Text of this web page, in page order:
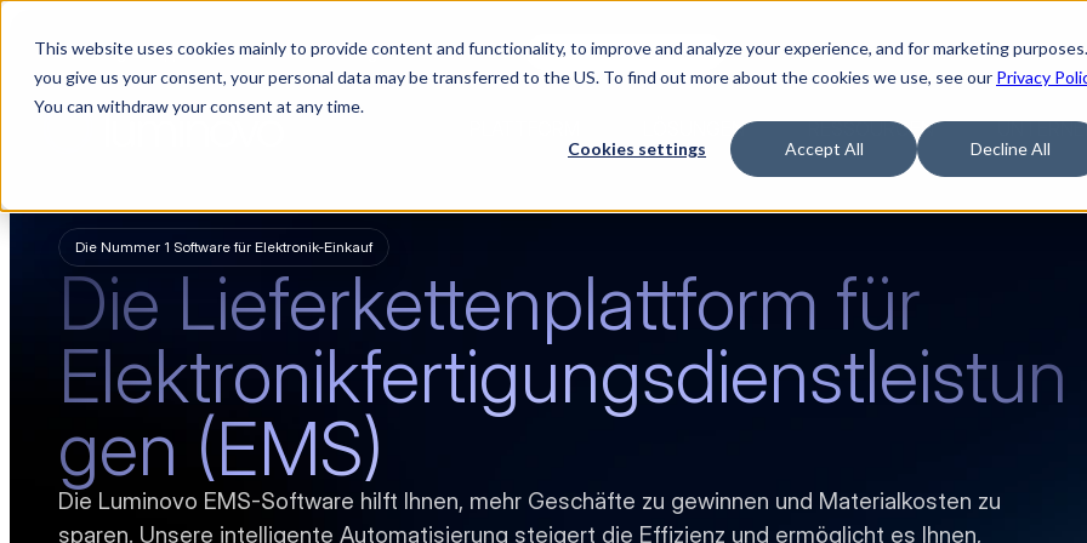
This website uses cookies mainly to provide content and functionality, to improve and analyze your experience, and for marketing
you give us your consent, your personal data may be transferred to the US. To find out more about the cookies we use, see our Privacy
You can withdraw your consent at any time.
Cookies settings Accept All Decline All
Choosing a supplier still feels like a dating show. We filmed it. Watch “The Buyerette”
LÖSUNGEN RESSOURCEN
Die Nummer 1 Software für Elektronik-Einkauf
Die Lieferkettenplattform für
Elektronikfertigungsdienstleistun
gen (EMS)
Die Luminovo EMS-Software hilft Ihnen, mehr Geschäfte zu gewinnen und Materialkosten zu
sparen. Unsere intelligente Automatisierung steigert die Effizienz und ermöglicht es Ihnen,